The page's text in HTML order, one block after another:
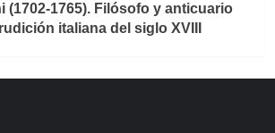
(1702-1765). Filósofo y anticuario
italiana del siglo XVIII